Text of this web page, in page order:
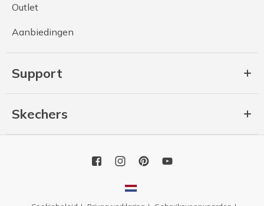
Outlet
Aanbiedingen
Support
Skechers